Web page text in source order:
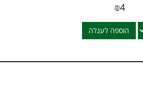
₪4
הוספה לעגלה